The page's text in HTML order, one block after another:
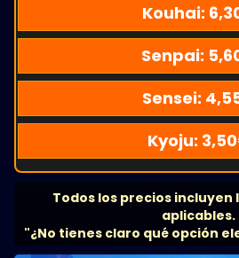
Kouhai:
Senpai:
Sensei:
Kyoju: 3,50
Todos los precios incluyen
aplicables.
"¿No tienes claro qué opción